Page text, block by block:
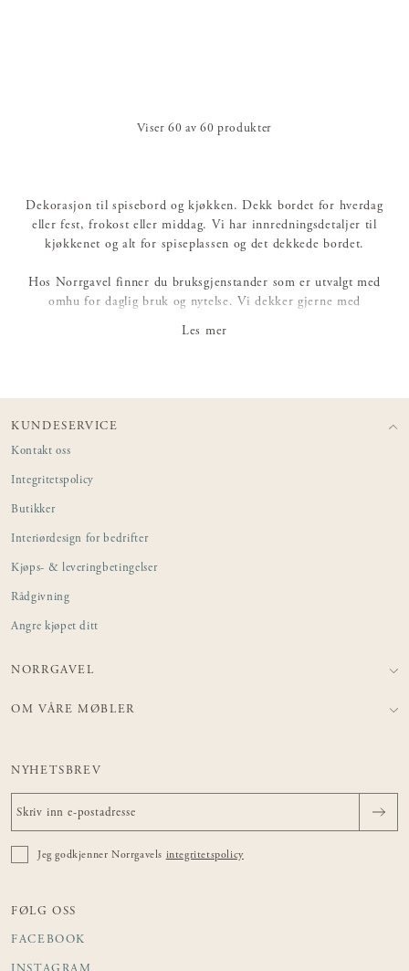
Viser 60 av 60 produkter
Dekorasjon til spisebord og kjøkken. Dekk bordet for hverdag
eller fest, frokost eller middag. Vi har innredningsdetaljer til
kjøkkenet og alt for spiseplassen og det dekkede bordet.
Hos Norrgavel finner du bruksgjenstander som er utvalgt med
omhu for daglig bruk og nytelse. Vi dekker gjerne med
Les mer
KUNDESERVICE
Kontakt oss
Integritetspolicy
Butikker
Interiørdesign for bedrifter
Kjøps- & leveringbetingelser
Rådgivning
Angre kjøpet ditt
NORRGAVEL
OM VÅRE MØBLER
NYHETSBREV
Jeg godkjenner Norrgavels integritetspolicy
FØLG OSS
FACEBOOK